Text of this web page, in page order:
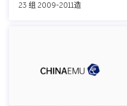
23 组 2009-2011造